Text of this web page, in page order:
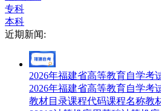
专科
本科
近期新闻:
2026年福建省高等教育自学考
2026年福建省高等教育自学考
教材目录课程代码课程名称教